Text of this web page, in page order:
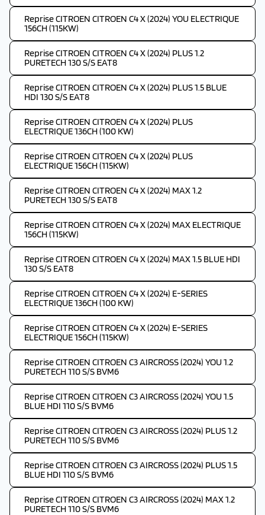
Reprise CITROEN CITROEN C4 X (2024) YOU ELECTRIQUE
156CH (115KW)
Reprise CITROEN CITROEN C4 X (2024) PLUS 1.2
PURETECH 130 S/S EAT8
Reprise CITROEN CITROEN C4 X (2024) PLUS 1.5 BLUE
HDI 130 S/S EAT8
Reprise CITROEN CITROEN C4 X (2024) PLUS
ELECTRIQUE 136CH (100 KW)
Reprise CITROEN CITROEN C4 X (2024) PLUS
ELECTRIQUE 156CH (115KW)
Reprise CITROEN CITROEN C4 X (2024) MAX 1.2
PURETECH 130 S/S EAT8
Reprise CITROEN CITROEN C4 X (2024) MAX ELECTRIQUE
156CH (115KW)
Reprise CITROEN CITROEN C4 X (2024) MAX 1.5 BLUE HDI
130 S/S EAT8
Reprise CITROEN CITROEN C4 X (2024) E-SERIES
ELECTRIQUE 136CH (100 KW)
Reprise CITROEN CITROEN C4 X (2024) E-SERIES
ELECTRIQUE 156CH (115KW)
Reprise CITROEN CITROEN C3 AIRCROSS (2024) YOU 1.2
PURETECH 110 S/S BVM6
Reprise CITROEN CITROEN C3 AIRCROSS (2024) YOU 1.5
BLUE HDI 110 S/S BVM6
Reprise CITROEN CITROEN C3 AIRCROSS (2024) PLUS 1.2
PURETECH 110 S/S BVM6
Reprise CITROEN CITROEN C3 AIRCROSS (2024) PLUS 1.5
BLUE HDI 110 S/S BVM6
Reprise CITROEN CITROEN C3 AIRCROSS (2024) MAX 1.2
PURETECH 110 S/S BVM6